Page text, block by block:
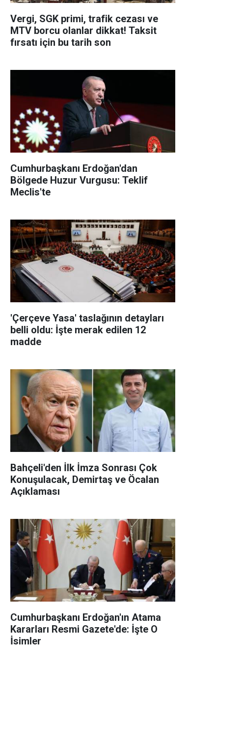
Vergi, SGK primi, trafik cezası ve
MTV borcu olanlar dikkat! Taksit
fırsatı için bu tarih son
Cumhurbaşkanı Erdoğan'dan
Bölgede Huzur Vurgusu: Teklif
Meclis'te
'Çerçeve Yasa' taslağının detayları
belli oldu: İşte merak edilen 12
madde
Bahçeli'den İlk İmza Sonrası Çok
Konuşulacak, Demirtaş ve Öcalan
Açıklaması
Cumhurbaşkanı Erdoğan'ın Atama
Kararları Resmi Gazete'de: İşte O
İsimler